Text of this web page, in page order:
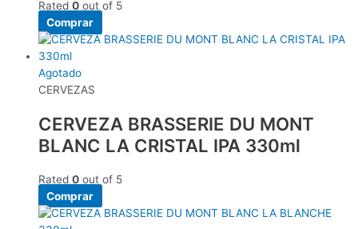
Rated 0 out of 5
Comprar
Agotado
CERVEZAS
CERVEZA BRASSERIE DU MONT
BLANC LA CRISTAL IPA 330ml
Rated 0 out of 5
Comprar